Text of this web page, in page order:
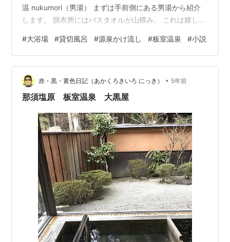
温 nukumori（男湯） まずは手前側にある男湯から紹介
します。 脱衣所にはバスタオルが山積み。 これは嬉しい
き間違え防止用のクリップあり。 そういえばここもスリ
ッパを脱ぐ場所が曖昧だったな。 脱衣所はややこぢんま
りだけど、わずか8組なのでさほど問題ないかと。 ウォ
ーターサーバーはお湯も出るタイプ。 洗面所のシンクは
２つ。 アメニティ類 ドライヤー、ブラシ、髭剃りも完
#大浴場 #貸切風呂 #源泉かけ流し #板室温泉 #小説
赤・黒・黄色日記（あかくろきいろ にっき） • 5年前
那須塩原 板室温泉 大黒屋